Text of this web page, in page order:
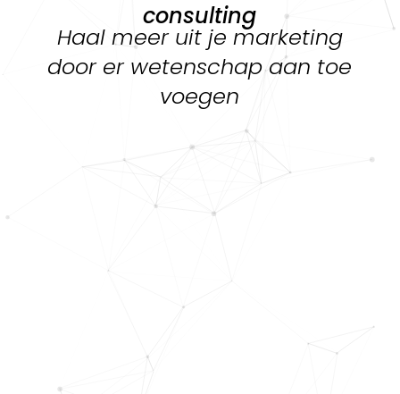
consulting
Haal meer uit je marketing
door er wetenschap aan toe
voegen